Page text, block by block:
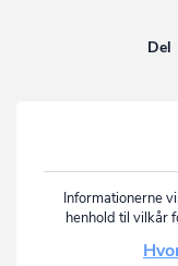
Del
Informationerne
henhold til vilkår